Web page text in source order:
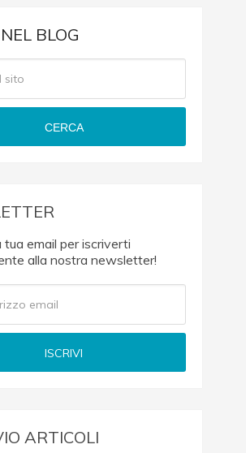
BLOG
CERCA
tua email per iscriverti
alla nostra newsletter!
ARTICOLI